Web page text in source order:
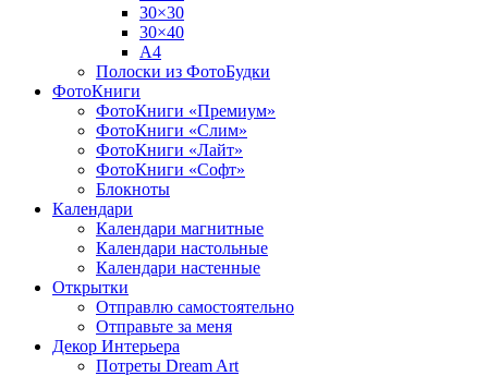
30×30
30×40
A4
Полоски из ФотоБудки
ФотоКниги
ФотоКниги «Премиум»
ФотоКниги «Слим»
ФотоКниги «Лайт»
ФотоКниги «Софт»
Блокноты
Календари
Календари магнитные
Календари настольные
Календари настенные
Открытки
Отправлю самостоятельно
Отправьте за меня
Декор Интерьера
Потреты Dream Art